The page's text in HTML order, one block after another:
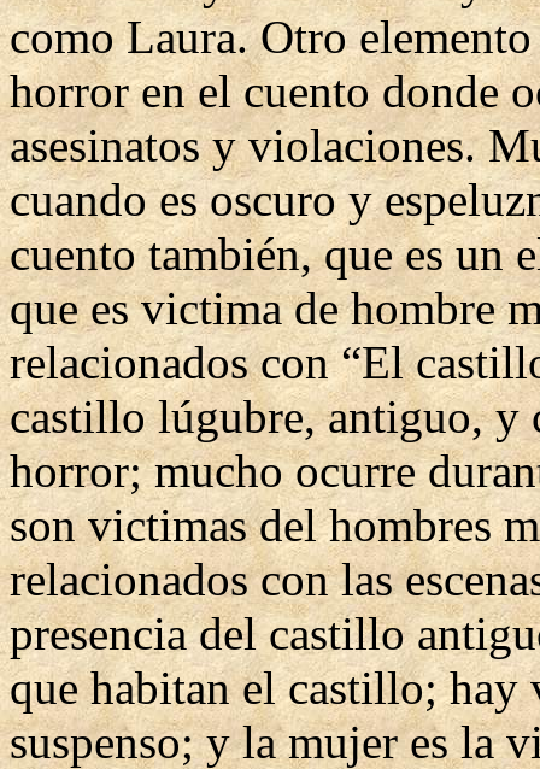
como Laura. Otro
horror en el cuento donde
asesinatos y violaciones.
cuando es oscuro y
cuento también, que es un
que es victima de hombre
relacionados con “El
castillo lúgubre, antiguo, y
horror; mucho ocurre
son victimas del hombres
relacionados con las
presencia del castillo
que habitan el castillo; hay
suspenso; y la mujer es la